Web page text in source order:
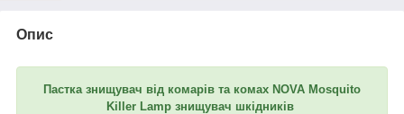
Опис
Пастка знищувач від комарів та комах NOVA Mosquito
Killer Lamp знищувач шкідників